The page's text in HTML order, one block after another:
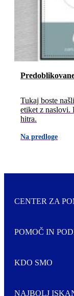
Tukaj boste
etiket z naslovi.
hitra.
Na predloge
CENTER ZA
POMOČ IN
KDO SMO
NAJBOLJ